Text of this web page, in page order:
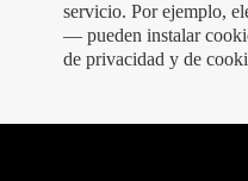
el Banco de
euro?
servicio. Por ejemplo,
— pueden instalar
de privacidad y de